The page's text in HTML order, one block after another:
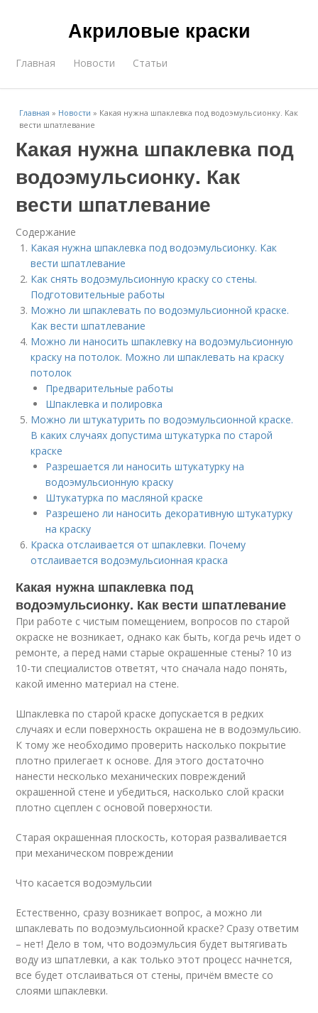
Акриловые краски
Главная Новости Статьи
Главная » Новости » Какая нужна шпаклевка под водоэмульсионку. Как
вести шпатлевание
Какая нужна шпаклевка под
водоэмульсионку. Как
вести шпатлевание
Содержание
Какая нужна шпаклевка под водоэмульсионку. Как
вести шпатлевание
Как снять водоэмульсионную краску со стены.
Подготовительные работы
Можно ли шпаклевать по водоэмульсионной краске.
Как вести шпатлевание
Можно ли наносить шпаклевку на водоэмульсионную
краску на потолок. Можно ли шпаклевать на краску
потолок
Предварительные работы
Шпаклевка и полировка
Можно ли штукатурить по водоэмульсионной краске.
В каких случаях допустима штукатурка по старой
краске
Разрешается ли наносить штукатурку на
водоэмульсионную краску
Штукатурка по масляной краске
Разрешено ли наносить декоративную штукатурку
на краску
Краска отслаивается от шпаклевки. Почему
отслаивается водоэмульсионная краска
Какая нужна шпаклевка под
водоэмульсионку. Как вести шпатлевание
При работе с чистым помещением, вопросов по старой
окраске не возникает, однако как быть, когда речь идет о
ремонте, а перед нами старые окрашенные стены? 10 из
10-ти специалистов ответят, что сначала надо понять,
какой именно материал на стене.
Шпаклевка по старой краске допускается в редких
случаях и если поверхность окрашена не в водоэмульсию.
К тому же необходимо проверить насколько покрытие
плотно прилегает к основе. Для этого достаточно
нанести несколько механических повреждений
окрашенной стене и убедиться, насколько слой краски
плотно сцеплен с основой поверхности.
Старая окрашенная плоскость, которая разваливается
при механическом повреждении
Что касается водоэмульсии
Естественно, сразу возникает вопрос, а можно ли
шпаклевать по водоэмульсионной краске? Сразу ответим
– нет! Дело в том, что водоэмульсия будет вытягивать
воду из шпатлевки, а как только этот процесс начнется,
все будет отслаиваться от стены, причём вместе со
слоями шпаклевки.